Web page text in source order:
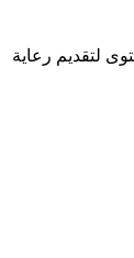
لتقديم رعاية